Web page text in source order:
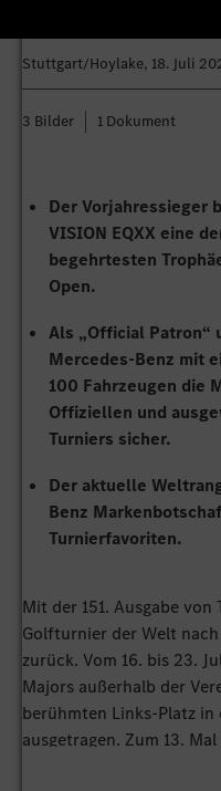
Stuttgart/Hoylake, 18. Juli
3 Bilder 1 Dokument
Der Vorjahressieger
VISION EQXX eine
begehrtesten
Open.
Als „Official Patron“
Mercedes-Benz mit
100 Fahrzeugen die
Offiziellen und
Turniers sicher.
Der aktuelle
Benz
Turnierfavoriten.
Mit der 151. Ausgabe
Golfturnier der Welt
zurück. Vom 16. bis 23.
Majors außerhalb der
berühmten Links-Platz in
ausgetragen. Zum 13.